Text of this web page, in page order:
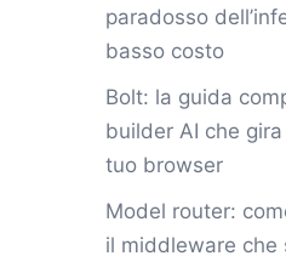
paradosso
basso costo
Bolt: la guida
builder AI che
tuo browser
Model router:
il middleware che